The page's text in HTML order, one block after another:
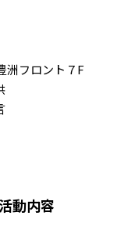
洲フロント７F
動内容